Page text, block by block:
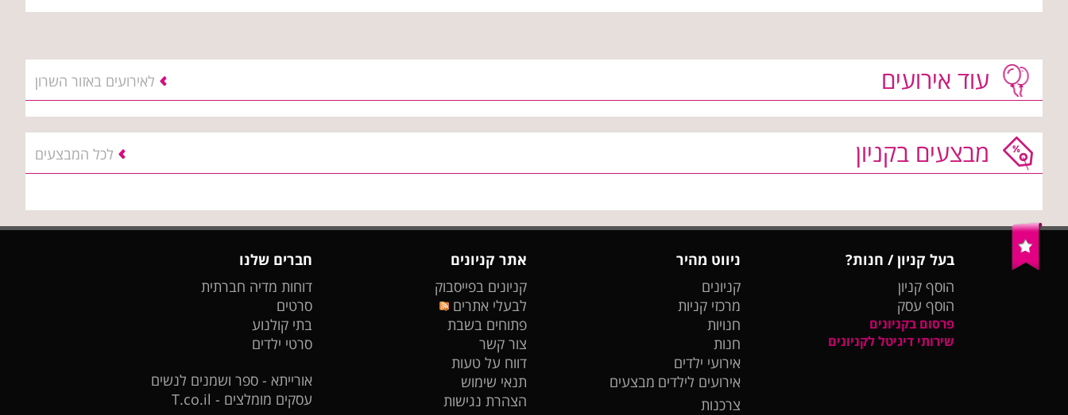
עוד אירועים לאירועים באזור השרון
מבצעים בקניון לכל המבצעים
בעל קניון / חנות?
הוסף קניון
הוסף עסק
פרסום בקניונים
שירותי דיגיטל לקניונים
ניווט מהיר
קניונים
מרכזי קניות
חנויות
חנות
אירועי ילדים
אירועים לילדים מבצעים
צרכנות
אתר קניונים
קניונים בפייסבוק
לבעלי אתרים
פתוחים בשבת
צור קשר
דווח על טעות
תנאי שימוש
הצהרת נגישות
חברים שלנו
דוחות מדיה חברתית
סרטים
בתי קולנוע
סרטי ילדים
אורייתא - ספר ושמנים לנשים
עסקים מומלצים - T.co.il